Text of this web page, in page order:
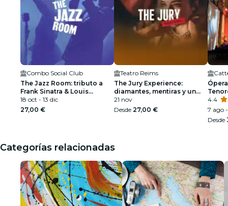
Combo Social Club
The Jazz Room: tributo a
Frank Sinatra & Louis
Armstrong
18 oct - 13 dic
27,00 €
Teatro Reims
The Jury Experience:
diamantes, mentiras y un
muerto
21 nov
Desde 27,00 €
4.4
7 ago
Desde
Categorías relacionadas